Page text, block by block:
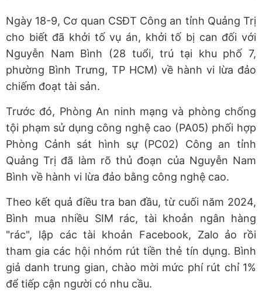
Ngày 18-9, Cơ quan CSĐT Công an tỉnh Quảng Trị
cho biết đã khởi tố vụ án, khởi tố bị can đối với
Nguyễn Nam Bình (28 tuổi, trú tại khu phố 7,
phường Bình Trưng, TP HCM) về hành vi lừa đảo
chiếm đoạt tài sản.
Trước đó, Phòng An ninh mạng và phòng chống
tội phạm sử dụng công nghệ cao (PA05) phối hợp
Phòng Cảnh sát hình sự (PC02) Công an tỉnh
Quảng Trị đã làm rõ thủ đoạn của Nguyễn Nam
Bình về hành vi lừa đảo bằng công nghệ cao.
Theo kết quả điều tra ban đầu, từ cuối năm 2024,
Bình mua nhiều SIM rác, tài khoản ngân hàng
"rác", lập các tài khoản Facebook, Zalo ảo rồi
tham gia các hội nhóm rút tiền thẻ tín dụng. Bình
giả danh trung gian, chào mời mức phí rút chỉ 1%
để tiếp cận người có nhu cầu.